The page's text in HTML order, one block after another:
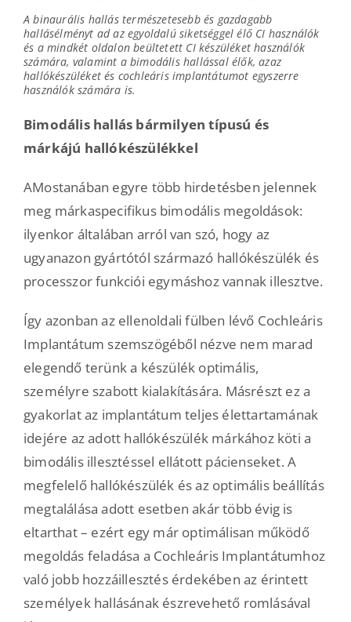
A binaurális hallás természetesebb és gazdagabb
hallásélményt ad az egyoldalú siketséggel élő CI használók
és a mindkét oldalon beültetett CI készüléket használók
számára, valamint a bimodális hallással élők, azaz
hallókészüléket és cochleáris implantátumot egyszerre
használók számára is.
Bimodális hallás bármilyen típusú és
márkájú hallókészülékkel
AMostanában egyre több hirdetésben jelennek
meg márkaspecifikus bimodális megoldások:
ilyenkor általában arról van szó, hogy az
ugyanazon gyártótól származó hallókészülék és
processzor funkciói egymáshoz vannak illesztve.
Így azonban az ellenoldali fülben lévő Cochleáris
Implantátum szemszögéből nézve nem marad
elegendő terünk a készülék optimális,
személyre szabott kialakítására. Másrészt ez a
gyakorlat az implantátum teljes élettartamának
idejére az adott hallókészülék márkához köti a
bimodális illesztéssel ellátott pácienseket. A
megfelelő hallókészülék és az optimális beállítás
megtalálása adott esetben akár több évig is
eltarthat – ezért egy már optimálisan működő
megoldás feladása a Cochleáris Implantátumhoz
való jobb hozzáillesztés érdekében az érintett
személyek hallásának észrevehető romlásával